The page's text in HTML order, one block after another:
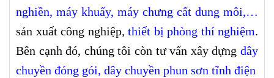
nghiền, máy khuấy, máy chưng cất dung môi,…
sản xuất công nghiệp, thiết bị phòng thí nghiệm.
Bên cạnh đó, chúng tôi còn tư vấn xây dựng dây
chuyền đóng gói, dây chuyền phun sơn tĩnh điện